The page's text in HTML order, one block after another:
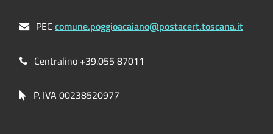
PECcomune.poggioacaiano@postacert.toscana.it
Centralino +39.055 87011
P. IVA 00238520977